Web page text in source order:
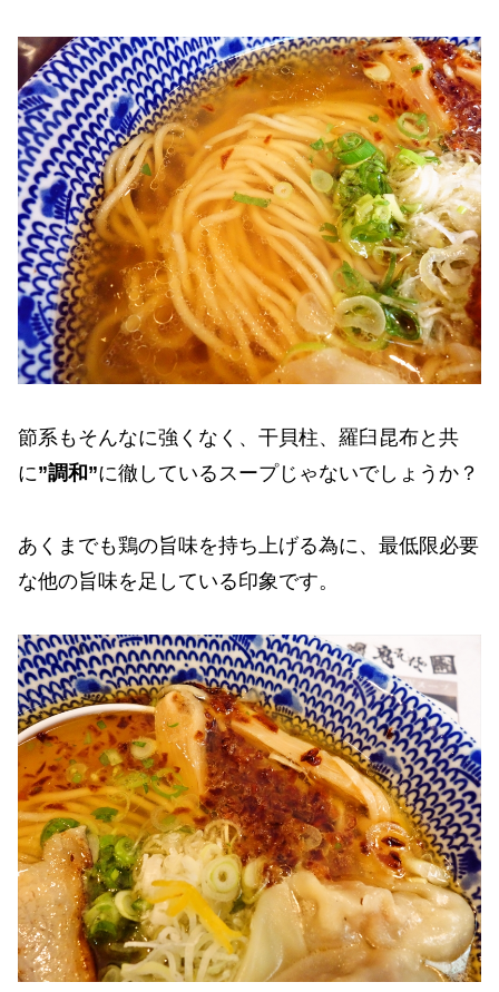
節系もそんなに強くなく、干貝柱、羅臼昆布と共
に”調和”に徹しているスープじゃないでしょうか？
あくまでも鶏の旨味を持ち上げる為に、最低限必要
な他の旨味を足している印象です。